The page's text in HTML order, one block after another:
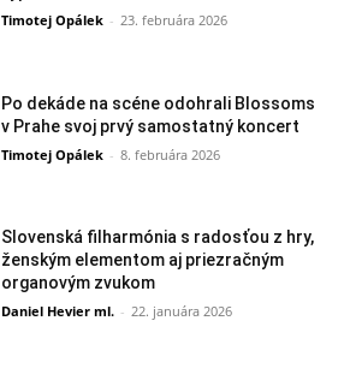
Timotej Opálek - 23. februára 2026
Po dekáde na scéne odohrali Blossoms
v Prahe svoj prvý samostatný koncert
Timotej Opálek - 8. februára 2026
Slovenská filharmónia s radosťou z hry,
ženským elementom aj priezračným
organovým zvukom
Daniel Hevier ml. - 22. januára 2026